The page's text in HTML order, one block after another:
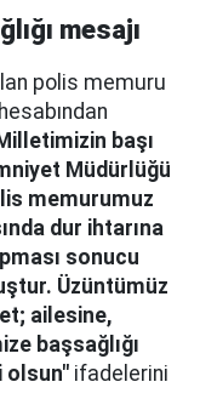
mesajı
polis memuru
başı
Müdürlüğü
memurumuz
dur ihtarına
sonucu
Üzüntümüz
ailesine,
başsağlığı
olsun" ifadelerini